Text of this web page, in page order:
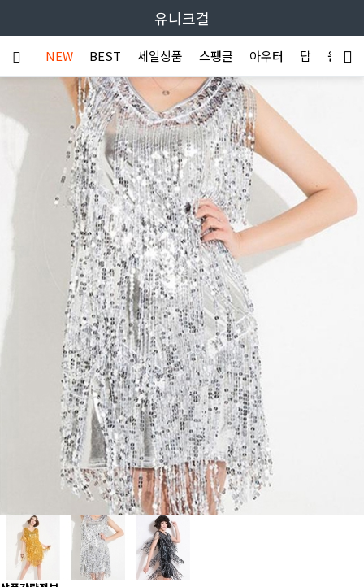
유니크걸
NEW BEST 세일상품 스팽글 아우터 탑 원피스